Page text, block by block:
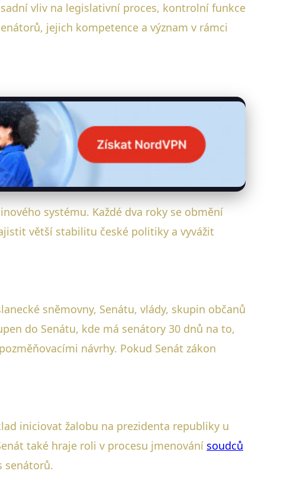
vliv na legislativní proces, kontrolní funkce
jejich kompetence a význam v rámci
systému. Každé dva roky se obmění
větší stabilitu české politiky a vyvážit
sněmovny, Senátu, vlády, skupin občanů
do Senátu, kde má senátory 30 dnů na to,
návrhy. Pokud Senát zákon
iniciovat žalobu na prezidenta republiky u
také hraje roli v procesu jmenování soudců
senátorů.